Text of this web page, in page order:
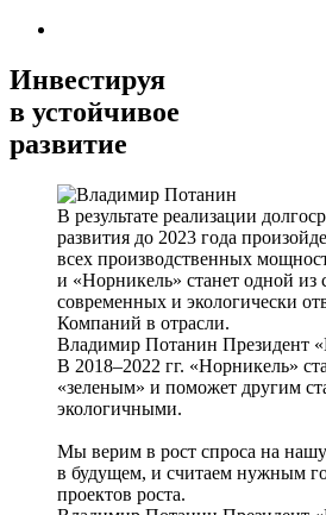
Инвестируя
в устойчивое
развитие
В результате реализации
развития до 2023 года
всех производственных
и «Норникель» станет одной из
современных и экологически
Компаний в отрасли.
Владимир Потанин Президент
В 2018–2022 гг. «Норникель»
«зеленым» и поможет другим
экологичными.
Мы верим в рост спроса на
в будущем, и считаем нужным
проектов роста.